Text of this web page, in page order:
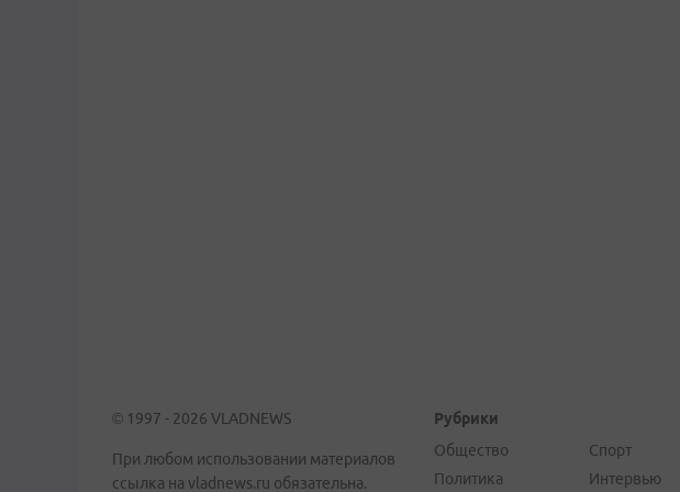
© 1997 - 2026 VLADNEWS
При любом использовании материалов
ссылка на vladnews.ru обязательна.
Рубрики
Общество
Политика
Спорт
Интервью